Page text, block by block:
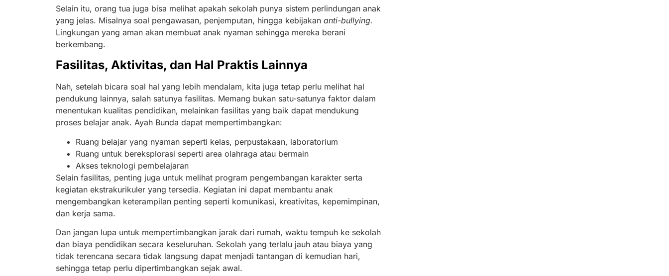
Selain itu, orang tua juga bisa melihat apakah sekolah punya sistem perlindungan anak
yang jelas. Misalnya soal pengawasan, penjemputan, hingga kebijakan anti-bullying.
Lingkungan yang aman akan membuat anak nyaman sehingga mereka berani
berkembang.
Fasilitas, Aktivitas, dan Hal Praktis Lainnya
Nah, setelah bicara soal hal yang lebih mendalam, kita juga tetap perlu melihat hal
pendukung lainnya, salah satunya fasilitas. Memang bukan satu-satunya faktor dalam
menentukan kualitas pendidikan, melainkan fasilitas yang baik dapat mendukung
proses belajar anak. Ayah Bunda dapat mempertimbangkan:
Ruang belajar yang nyaman seperti kelas, perpustakaan, laboratorium
Ruang untuk bereksplorasi seperti area olahraga atau bermain
Akses teknologi pembelajaran
Selain fasilitas, penting juga untuk melihat program pengembangan karakter serta
kegiatan ekstrakurikuler yang tersedia. Kegiatan ini dapat membantu anak
mengembangkan keterampilan penting seperti komunikasi, kreativitas, kepemimpinan,
dan kerja sama.
Dan jangan lupa untuk mempertimbangkan jarak dari rumah, waktu tempuh ke sekolah
dan biaya pendidikan secara keseluruhan. Sekolah yang terlalu jauh atau biaya yang
tidak terencana secara tidak langsung dapat menjadi tantangan di kemudian hari,
sehingga tetap perlu dipertimbangkan sejak awal.